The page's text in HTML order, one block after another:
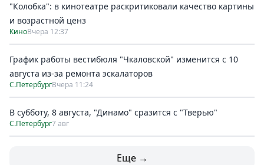
"Колобка": в кинотеатре раскритиковали качество картины
и возрастной ценз
КиноВчера 12:37
График работы вестибюля "Чкаловской" изменится с 10
августа из-за ремонта эскалаторов
С.ПетербургВчера 11:24
В субботу, 8 августа, "Динамо" сразится с "Тверью"
С.Петербург7 авг
Еще →